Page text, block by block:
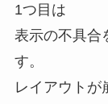
1つ目は
表示の不具合
す。
レイアウトが